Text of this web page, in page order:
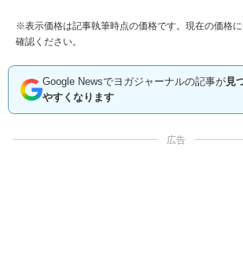
※表示価格は記事執筆時点の価格です。現在の価格
確認ください。
Google Newsでヨガジャーナルの記事が見
やすくなります
広告